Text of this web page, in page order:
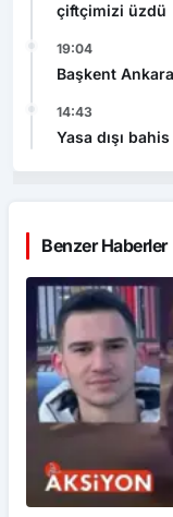
çiftçimizi üzdü
19:04
Başkent
14:43
Yasa dışı
Benzer Haberler